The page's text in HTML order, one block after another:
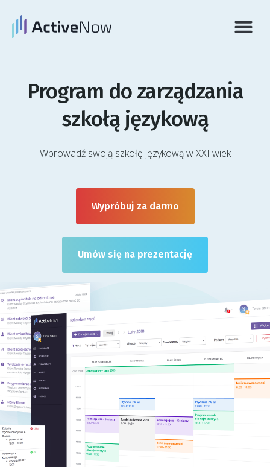
Program do zarządzania
szkołą językową
Wprowadź swoją szkołę językową w XXI wiek
Wypróbuj za darmo
Umów się na prezentację